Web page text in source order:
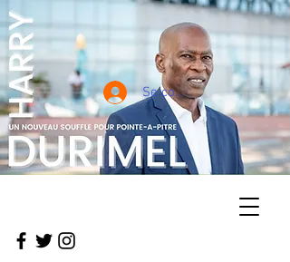
Se connecter